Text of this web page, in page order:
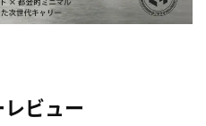
ビュー